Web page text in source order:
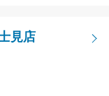
見店